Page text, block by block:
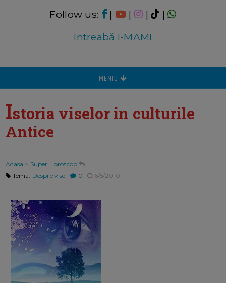
Follow us: | | |
|
Intreabă I-MAMI
MENIU
Istoria viselor in culturile
Antice
Acasa > Super Horoscop
Tema: Despre vise | 0 | 6/5/2010